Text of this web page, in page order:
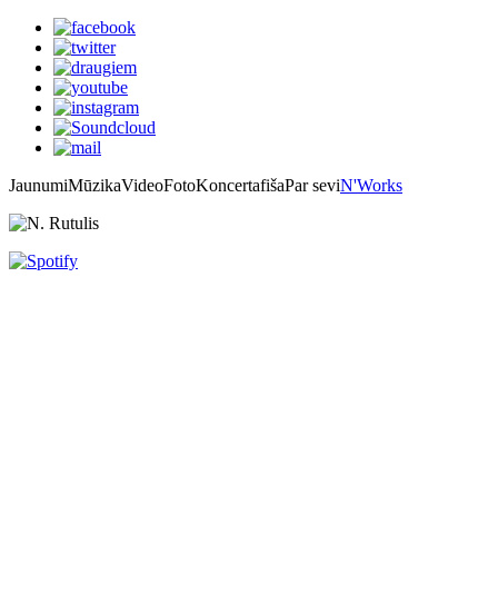
JaunumiMūzikaVideoFotoKoncertafišaPar seviN'Works